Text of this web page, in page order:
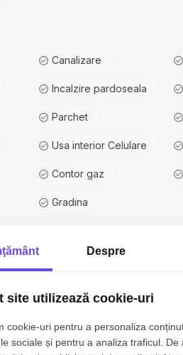
Canalizare
Incalzire pardoseala
Parchet
Usa interior Celulare
Contor gaz
Gradina
Despre
site utilizează cookie-uri
cookie-uri pentru a personaliza
sociale și pentru a analiza traficul.